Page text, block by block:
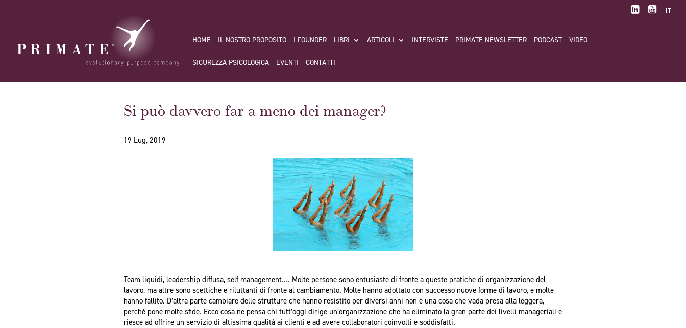
IT
HOME IL NOSTRO PROPOSITO I FOUNDER LIBRI ARTICOLI INTERVISTE PRIMATE NEWSLETTER PODCAST VIDEO
SICUREZZA PSICOLOGICA EVENTI CONTATTI
Si può davvero far a meno dei manager?
19 Lug, 2019
Team liquidi, leadership diffusa, self management…. Molte persone sono entusiaste di fronte a queste pratiche di organizzazione del
lavoro, ma altre sono scettiche e riluttanti di fronte al cambiamento. Molte hanno adottato con successo nuove forme di lavoro, e molte
hanno fallito. D’altra parte cambiare delle strutture che hanno resistito per diversi anni non è una cosa che vada presa alla leggera,
perché pone molte sfide. Ecco cosa ne pensa chi tutt’oggi dirige un’organizzazione che ha eliminato la gran parte dei livelli manageriali e
riesce ad offrire un servizio di altissima qualità ai clienti e ad avere collaboratori coinvolti e soddisfatti.